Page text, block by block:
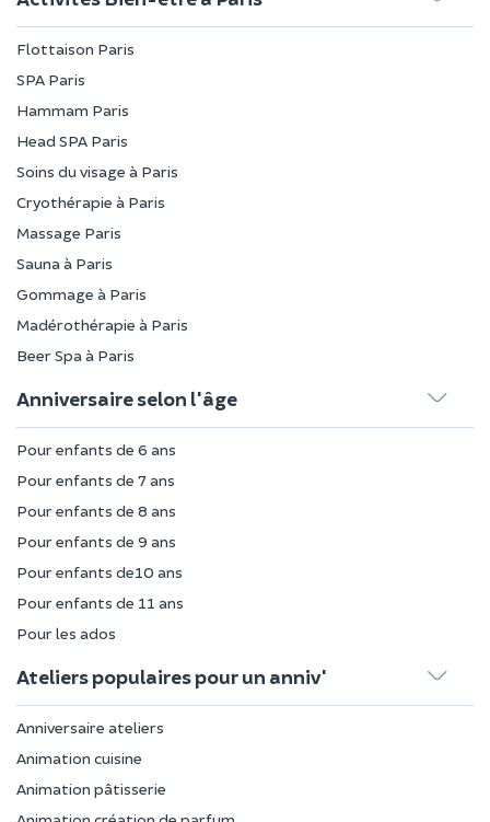
Flottaison Paris
SPA Paris
Hammam Paris
Head SPA Paris
Soins du visage à Paris
Cryothérapie à Paris
Massage Paris
Sauna à Paris
Gommage à Paris
Madérothérapie à Paris
Beer Spa à Paris
Anniversaire selon l'âge
Pour enfants de 6 ans
Pour enfants de 7 ans
Pour enfants de 8 ans
Pour enfants de 9 ans
Pour enfants de10 ans
Pour enfants de 11 ans
Pour les ados
Ateliers populaires pour un anniv'
Anniversaire ateliers
Animation cuisine
Animation pâtisserie